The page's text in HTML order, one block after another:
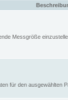
Messgröße
für den ausgewählten